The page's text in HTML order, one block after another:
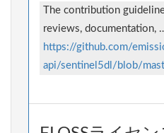
The contribution
reviews, documentation,
https://github.com/
api/sentinel5dl/blob/